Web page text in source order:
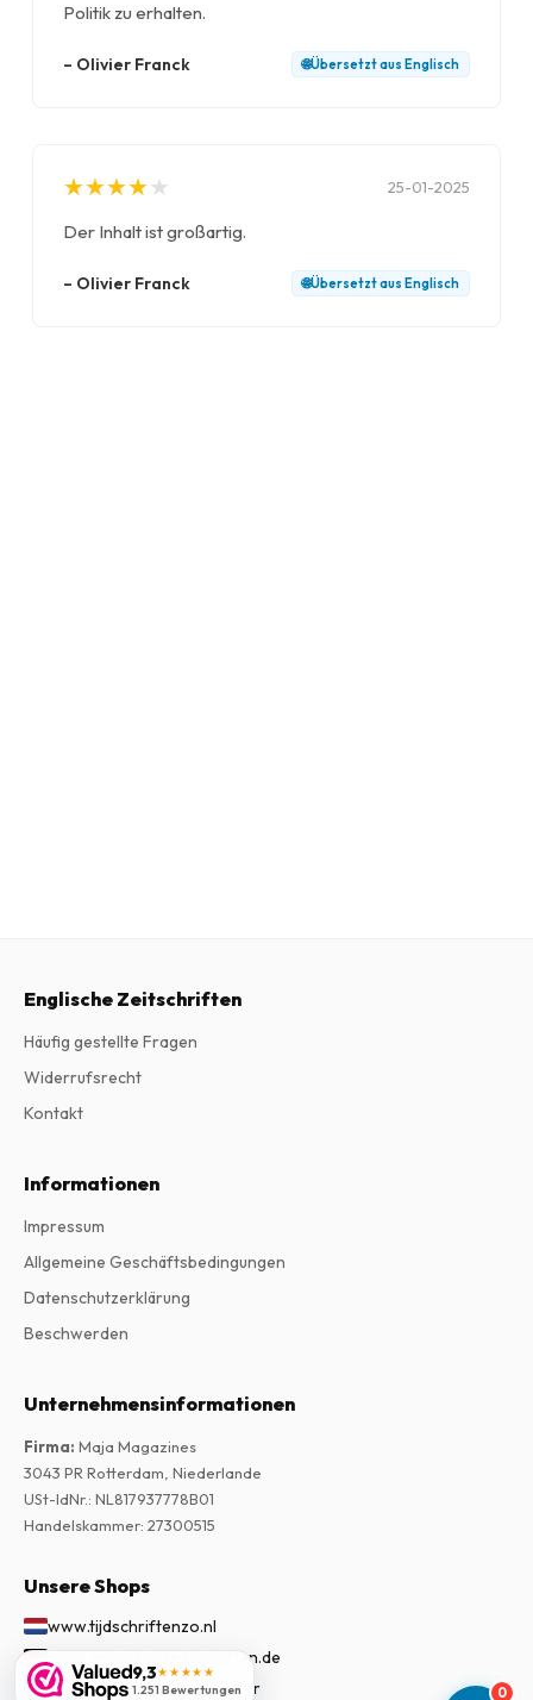
0
Politik zu erhalten.
– Olivier Franck 🌐Übersetzt aus Englisch
★
★★
★★
★★
★★
★ 25-01-2025
Der Inhalt ist großartig.
– Olivier Franck 🌐Übersetzt aus Englisch
9,3★★★★★
1.251 Bewertungen
Englische Zeitschriften
Häufig gestellte Fragen
Widerrufsrecht
Kontakt
Informationen
Impressum
Allgemeine Geschäftsbedingungen
Datenschutzerklärung
Beschwerden
Unternehmensinformationen
Firma: Maja Magazines
3043 PR Rotterdam, Niederlande
USt-IdNr.: NL817937778B01
Handelskammer: 27300515
Unsere Shops
www.tijdschriftenzo.nl
www.englischezeitschriften.de
www.magazinesenanglais.fr